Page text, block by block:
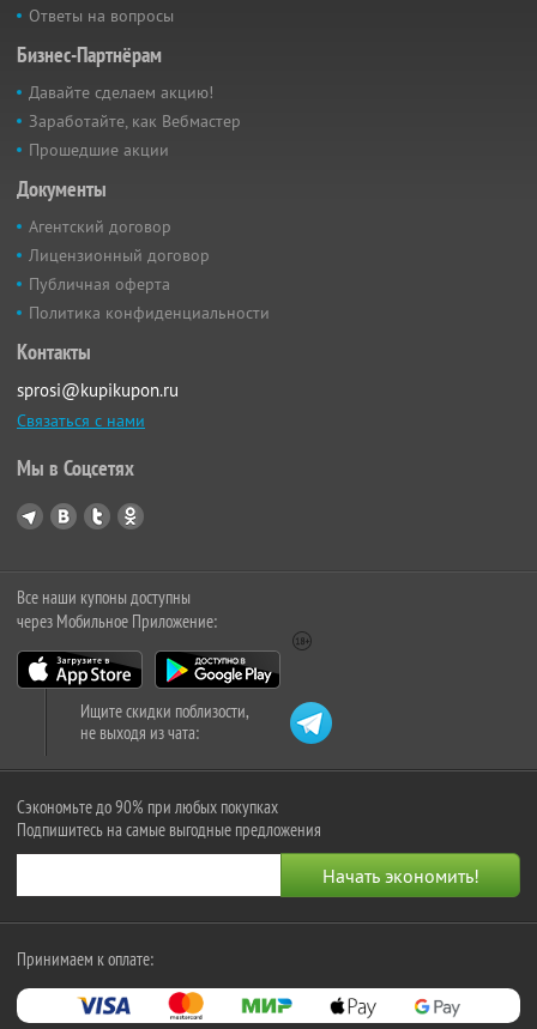
Ответы на вопросы
Бизнес-Партнёрам
Давайте сделаем акцию!
Заработайте, как Вебмастер
Прошедшие акции
Документы
Агентский договор
Лицензионный договор
Публичная оферта
Политика конфиденциальности
Контакты
sprosi@kupikupon.ru
Связаться с нами
Мы в Соцсетях
Все наши купоны доступны
через Мобильное Приложение:
Ищите скидки поблизости,
не выходя из чата:
Сэкономьте до 90% при любых покупках
Подпишитесь на самые выгодные предложения
Принимаем к оплате: